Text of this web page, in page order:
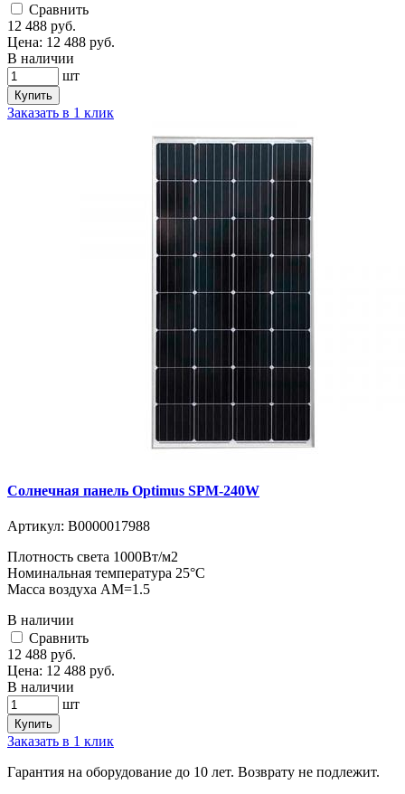
Cравнить
12 488 руб.
Цена: 12 488 руб.
В наличии
шт
Купить
Заказать в 1 клик
Солнечная панель Optimus SPM-240W
Артикул: В0000017988
Плотность света 1000Вт/м2
Номинальная температура 25°C
Масса воздуха АМ=1.5
В наличии
Cравнить
12 488 руб.
Цена: 12 488 руб.
В наличии
шт
Купить
Заказать в 1 клик
Гарантия на оборудование до 10 лет. Возврату не подлежит.